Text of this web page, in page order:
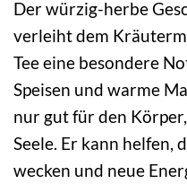
Der würzig-herbe
verleiht dem
Tee eine besondere
Speisen und warme
nur gut für den
Seele. Er kann helfen,
wecken und neue